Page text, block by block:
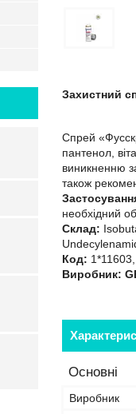
Захистний
Спрей
пантенол,
виникненню
також
необхідний
Склад:
Код:
Виробник:
Основні
Виробник